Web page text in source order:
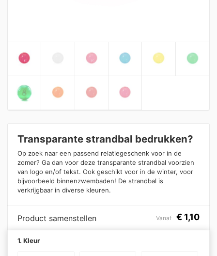
Transparante strandbal bedrukken?
Op zoek naar een passend relatiegeschenk voor in de
zomer? Ga dan voor deze transparante strandbal voorzien
van logo en/of tekst. Ook geschikt voor in de winter, voor
bijvoorbeeld binnenzwembaden! De strandbal is
verkrijgbaar in diverse kleuren.
Product samenstellen Vanaf € 1,10
1. Kleur